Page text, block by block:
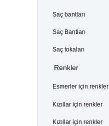
Saç bantları
Saç Bantları
Saç tokaları
Renkler
Esmerler için renkler
Kızıllar için renkler
Kızıllar için renkler